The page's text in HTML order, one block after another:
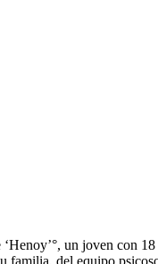
un joven con
familia, del equipo